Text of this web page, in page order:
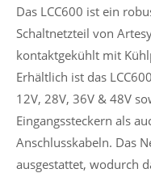
Das LCC600 ist ein
Schaltnetzteil von
kontaktgekühlt mit
Erhältlich ist das
12V, 28V, 36V & 48V
Eingangssteckern als
Anschlusskabeln. Das
ausgestattet, wodurch